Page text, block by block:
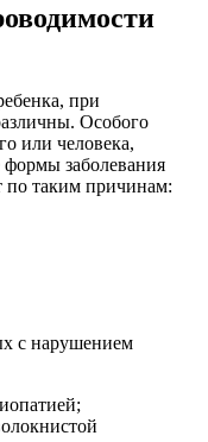
при
Особого
или человека,
заболевания
по таким причинам:
с нарушением